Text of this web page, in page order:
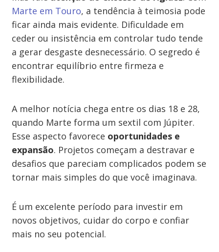
Marte em Touro, a tendência à teimosia pode
ficar ainda mais evidente. Dificuldade em
ceder ou insistência em controlar tudo tende
a gerar desgaste desnecessário. O segredo é
encontrar equilíbrio entre firmeza e
flexibilidade.
A melhor notícia chega entre os dias 18 e 28,
quando Marte forma um sextil com Júpiter.
Esse aspecto favorece oportunidades e
expansão. Projetos começam a destravar e
desafios que pareciam complicados podem se
tornar mais simples do que você imaginava.
É um excelente período para investir em
novos objetivos, cuidar do corpo e confiar
mais no seu potencial.